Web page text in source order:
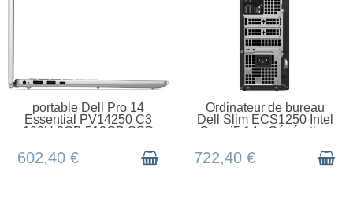
EN STOCK
portable Dell Pro 14
Essential PV14250 C3
100U 8GB 512GB SSD
602,40 €
EN STOCK
Ordinateur de bureau
Dell Slim ECS1250 Intel
Core i5 14e Génération
722,40 €